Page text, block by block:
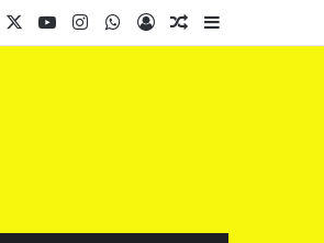
Facebook YouTubeInstagramWhatsApp
Log InRandom Article